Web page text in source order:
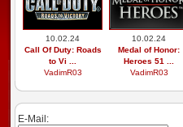
10.02.24
Call Of Duty: Roads
to Vi ...
VadimR03
10.02.24
Medal of Honor:
Heroes 51 ...
VadimR03
E-Mail: